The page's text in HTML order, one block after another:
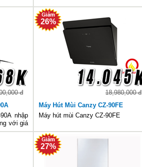
đ
nhập
với giá
Thắng.
26%
18,980,000 đ
Máy Hút Mùi Canzy CZ-90FE
Máy hút mùi Canzy CZ-90FE
27%